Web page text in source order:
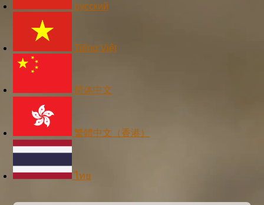
русский
Tiếng Việt
简体中文
繁體中文（香港）
ไทย